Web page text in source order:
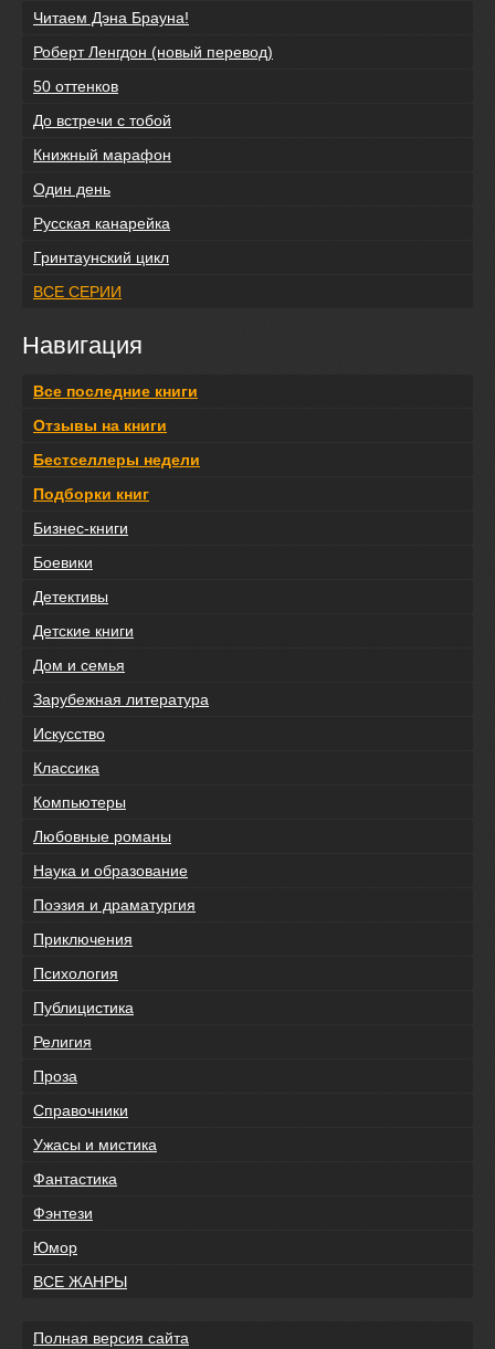
Читаем Дэна Брауна!
Роберт Ленгдон (новый перевод)
50 оттенков
До встречи с тобой
Книжный марафон
Один день
Русская канарейка
Гринтаунский цикл
ВСЕ СЕРИИ
Навигация
Все последние книги
Отзывы на книги
Бестселлеры недели
Подборки книг
Бизнес-книги
Боевики
Детективы
Детские книги
Дом и семья
Зарубежная литература
Искусство
Классика
Компьютеры
Любовные романы
Наука и образование
Поэзия и драматургия
Приключения
Психология
Публицистика
Религия
Проза
Справочники
Ужасы и мистика
Фантастика
Фэнтези
Юмор
ВСЕ ЖАНРЫ
Полная версия сайта